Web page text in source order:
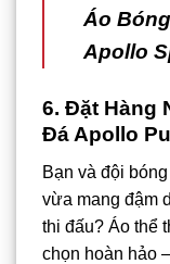
Áo
Apollo
6. Đặt Hàng
Đá Apollo
Bạn và đội
vừa mang đậm
thi đấu? Áo thể
chọn hoàn hảo